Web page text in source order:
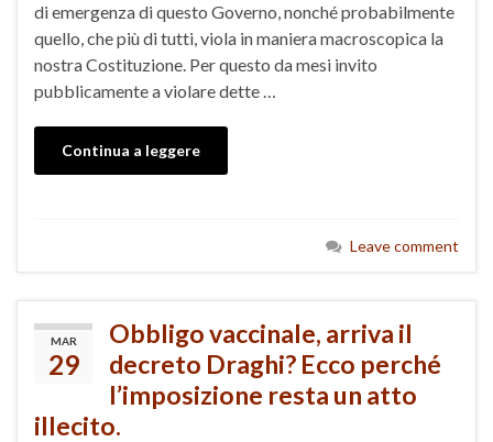
di emergenza di questo Governo, nonché probabilmente
quello, che più di tutti, viola in maniera macroscopica la
nostra Costituzione. Per questo da mesi invito
pubblicamente a violare dette …
Continua a leggere
Leave comment
MAR
29
Obbligo vaccinale, arriva il
decreto Draghi? Ecco perché
l’imposizione resta un atto
illecito.